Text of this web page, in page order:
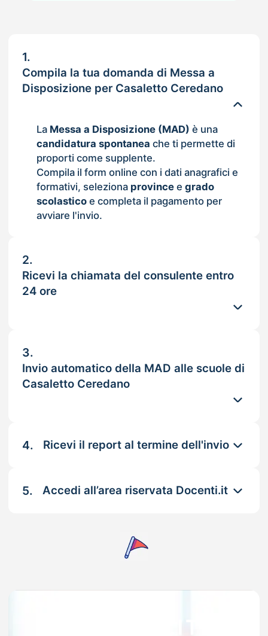
1.
Compila la tua domanda di Messa a
Disposizione per Casaletto Ceredano
La Messa a Disposizione (MAD) è una
candidatura spontanea che ti permette di
proporti come supplente.
Compila il form online con i dati anagrafici e
formativi, seleziona provincee grado
scolasticoe completa il pagamento per
avviare l'invio.
2.
Ricevi la chiamata del consulente entro
24 ore
3.
Invio automatico della MAD alle scuole di
Casaletto Ceredano
4. Ricevi il report al termine dell'invio
5. Accedi all’area riservata Docenti.it